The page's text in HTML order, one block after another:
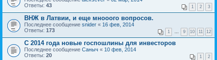
Ответы: 43 1 2 3
ВНЖ в Латвии, и еще мнооого вопросов.
Последнее сообщение snider « 16 фев, 2014
Ответы: 173 1 … 9 10 11 12
С 2014 года новые госпошлины для инвесторов
Последнее сообщение Саныч « 10 фев, 2014
Ответы: 20 1 2